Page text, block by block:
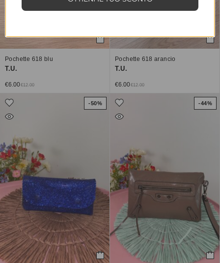
Pochette 618 blu
T.U.
€ 12.00
€6.00
Pochette 618 arancio
T.U.
€ 12.00
€6.00
-50% -44%